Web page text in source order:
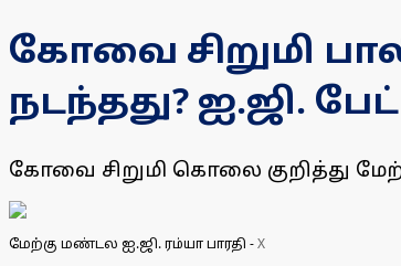
கோவை சிறுமி
நடந்தது? ஐ.ஜி.
கோவை சிறுமி கொலை குறித்து
மேற்கு மண்டல ஐ.ஜி. ரம்யா பாரதி -X